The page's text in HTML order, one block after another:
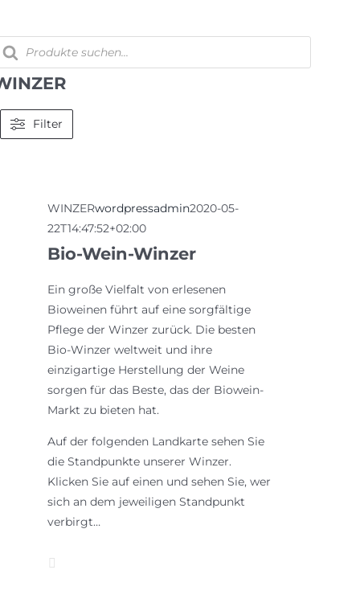
springen
Filter
WINZERwordpressadmin2020-05-
22T14:47:52+02:00
Bio-Wein-Winzer
Ein große Vielfalt von erlesenen
Bioweinen führt auf eine sorgfältige
Pflege der Winzer zurück. Die besten
Bio-Winzer weltweit und ihre
einzigartige Herstellung der Weine
sorgen für das Beste, das der Biowein-
Markt zu bieten hat.
Auf der folgenden Landkarte sehen Sie
die Standpunkte unserer Winzer.
Klicken Sie auf einen und sehen Sie, wer
sich an dem jeweiligen Standpunkt
verbirgt…